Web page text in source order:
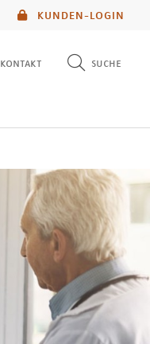
KUNDEN-LOGIN
kontakt suche